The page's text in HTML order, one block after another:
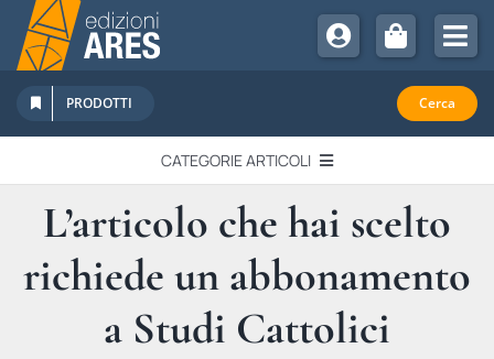
Salta
contenuto
Chi Siamo
Sostienici
Abbonamenti
Promozioni
Newsletter
PRODOTTI Cerca
CATEGORIE ARTICOLI
EDITORIALI
IN QUESTO NUMERO
L’articolo che hai scelto
richiede un abbonamento
a Studi Cattolici